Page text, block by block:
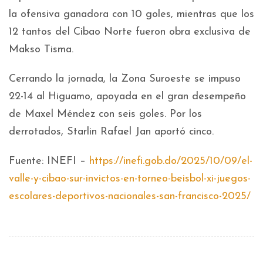
la ofensiva ganadora con 10 goles, mientras que los
12 tantos del Cibao Norte fueron obra exclusiva de
Makso Tisma.
Cerrando la jornada, la Zona Suroeste se impuso
22-14 al Higuamo, apoyada en el gran desempeño
de Maxel Méndez con seis goles. Por los
derrotados, Starlin Rafael Jan aportó cinco.
Fuente: INEFI – https://inefi.gob.do/2025/10/09/el-
valle-y-cibao-sur-invictos-en-torneo-beisbol-xi-juegos-
escolares-deportivos-nacionales-san-francisco-2025/